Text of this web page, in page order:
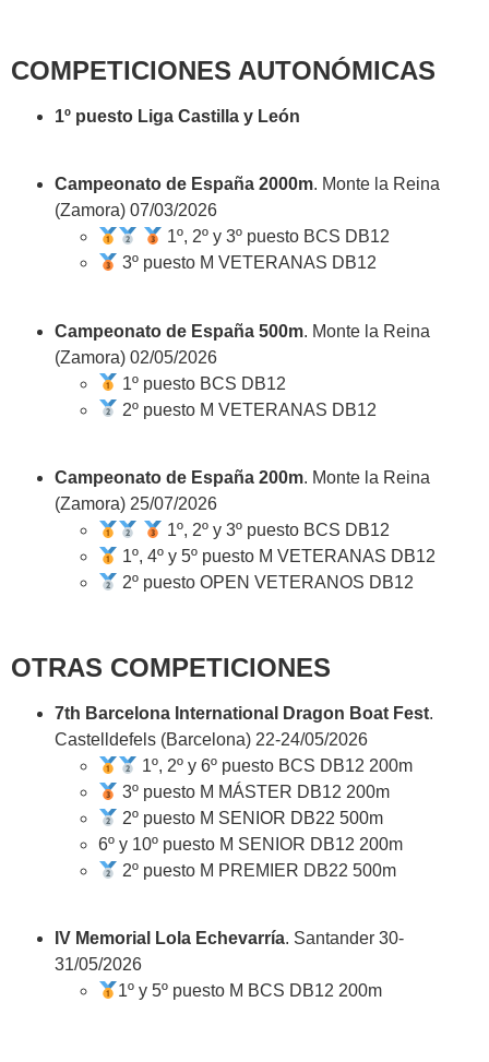
COMPETICIONES AUTONÓMICAS
1º puesto Liga Castilla y León
Campeonato de España 2000m. Monte la Reina
(Zamora) 07/03/2026
1º, 2º y 3º puesto BCS DB12
3º puesto M VETERANAS DB12
Campeonato de España 500m. Monte la Reina
(Zamora) 02/05/2026
1º puesto BCS DB12
2º puesto M VETERANAS DB12
Campeonato de España 200m. Monte la Reina
(Zamora) 25/07/2026
1º, 2º y 3º puesto BCS DB12
1º, 4º y 5º puesto M VETERANAS DB12
2º puesto OPEN VETERANOS DB12
OTRAS COMPETICIONES
7th Barcelona International Dragon Boat Fest.
Castelldefels (Barcelona) 22-24/05/2026
1º, 2º y 6º puesto BCS DB12 200m
3º puesto M MÁSTER DB12 200m
2º puesto M SENIOR DB22 500m
6º y 10º puesto M SENIOR DB12 200m
2º puesto M PREMIER DB22 500m
IV Memorial Lola Echevarría. Santander 30-
31/05/2026
1º y 5º puesto M BCS DB12 200m